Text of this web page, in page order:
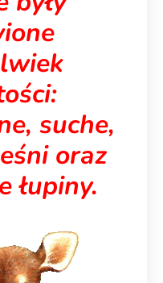
suche,
oraz
łupiny.